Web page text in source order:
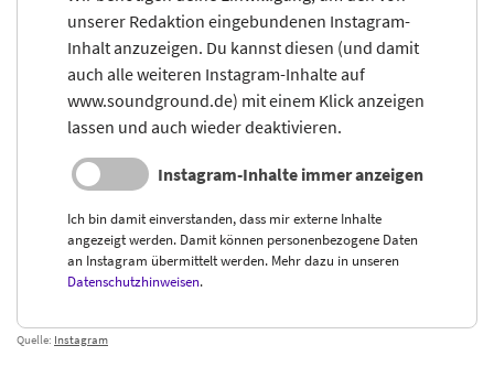
unserer Redaktion eingebundenen Instagram-
Inhalt anzuzeigen. Du kannst diesen (und damit
auch alle weiteren Instagram-Inhalte auf
www.soundground.de) mit einem Klick anzeigen
lassen und auch wieder deaktivieren.
Instagram-Inhalte immer anzeigen
Ich bin damit einverstanden, dass mir externe Inhalte
angezeigt werden. Damit können personenbezogene Daten
an Instagram übermittelt werden. Mehr dazu in unseren
Datenschutzhinweisen.
Quelle: Instagram